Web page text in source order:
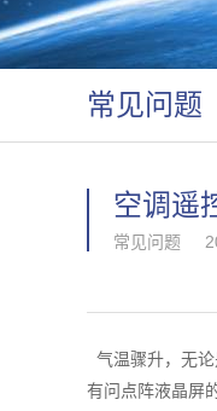
常见问题
空调遥
常见问题
气温骤升，无
有问点阵液晶屏